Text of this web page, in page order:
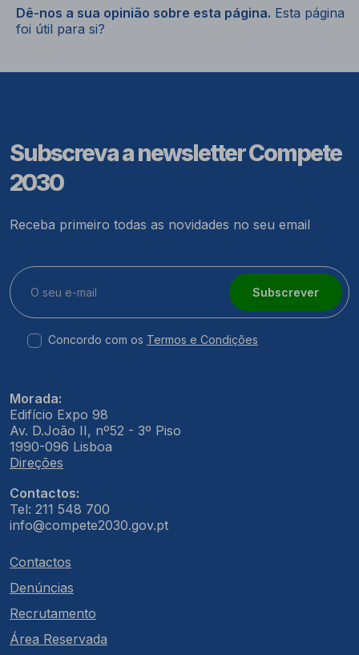
Dê-nos a sua opinião sobre esta página. Esta página
foi útil para si?
Subscreva a newsletter Compete
2030
Receba primeiro todas as novidades no seu email
Subscrever
Concordo com os Termos e Condições
Morada:
Edifício Expo 98
Av. D.João II, nº52 - 3º Piso
1990-096 Lisboa
Direções
Contactos:
Tel: 211 548 700
info@compete2030.gov.pt
Contactos
Denúncias
Recrutamento
Área Reservada